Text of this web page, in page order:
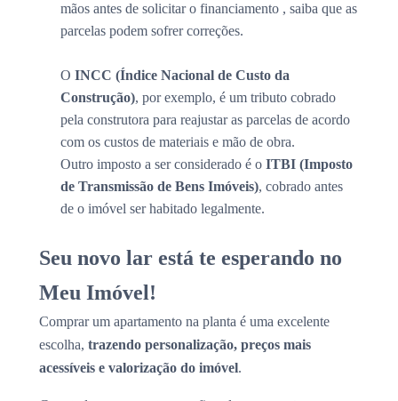
mãos antes de solicitar o financiamento , saiba que as
parcelas podem sofrer correções.
O INCC (Índice Nacional de Custo da
Construção), por exemplo, é um tributo cobrado
pela construtora para reajustar as parcelas de acordo
com os custos de materiais e mão de obra.
Outro imposto a ser considerado é o ITBI (Imposto
de Transmissão de Bens Imóveis), cobrado antes
de o imóvel ser habitado legalmente.
Seu novo lar está te esperando no
Meu Imóvel!
Comprar um apartamento na planta é uma excelente
escolha, trazendo personalização, preços mais
acessíveis e valorização do imóvel.